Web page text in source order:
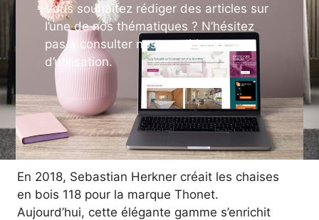
Vous souhaitez rédiger des articles sur
l’une de nos thématiques ? N’hésitez
pas à consulter nos conditions
d’utilisation.
En 2018, Sebastian Herkner créait les chaises
en bois 118 pour la marque Thonet.
Aujourd’hui, cette élégante gamme s’enrichit